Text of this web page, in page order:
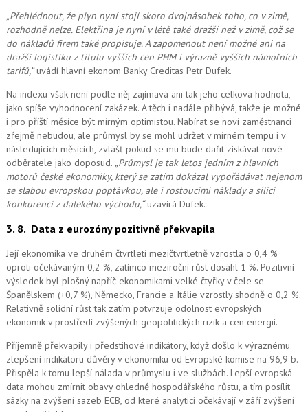
„Přehlédnout, že plyn nyní stojí skoro dvojnásobek toho, co v zimě,
rozhodně nelze. Elektřina je nyní v létě také dražší než v zimě, což se
do nákladů firem také propisuje. A zapomenout není možnéani na
dražší logistiku z titulu vyšších cen PHM i výrazně vyšších námořních
tarifů,“uvádí hlavní ekonom Banky Creditas Petr Dufek.
Na indexu však není podle něj zajímavá ani tak jeho celková hodnota,
jako spíše vyhodnocení zakázek. A těch i nadále přibývá, takže je možné
i pro příští měsíce být mírným optimistou. Nabírat se noví zaměstnanci
zřejmě nebudou, ale průmysl by se mohl udržet v mírném tempu i v
následujících měsících, zvlášť pokud se mu bude dařit získávat nové
odběratele jako doposud. „Průmysl je tak letos jedním z hlavních
motorů české ekonomiky, který se zatím dokázal vypořádávat nejenom
se slabou evropskou poptávkou, ale i rostoucími náklady a sílící
konkurencí z dalekého východu,“uzavírá Dufek.
3. 8. Data z eurozóny pozitivně překvapila
Její ekonomika ve druhém čtvrtletí mezičtvrtletně vzrostla o 0,4 %
oproti očekávaným 0,2 %, zatímco meziroční růst dosáhl 1 %. Pozitivní
výsledek byl plošný napříč ekonomikami velké čtyřky v čele se
Španělskem (+0,7 %), Německo, Francie a Itálie vzrostly shodně o 0,2 %.
Relativně solidní růst tak zatím potvrzuje odolnost evropských
ekonomik v prostředí zvýšených geopolitických rizik a cen energií.
Příjemně překvapily i předstihové indikátory, když došlo k výraznému
zlepšení indikátoru důvěry v ekonomiku od Evropské komise na 96,9 b.
Přispěla k tomu lepší nálada v průmyslu i ve službách. Lepší evropská
data mohou zmírnit obavy ohledně hospodářského růstu, a tím posílit
sázky na zvýšení sazeb ECB, od které analytici očekávají v září zvýšení